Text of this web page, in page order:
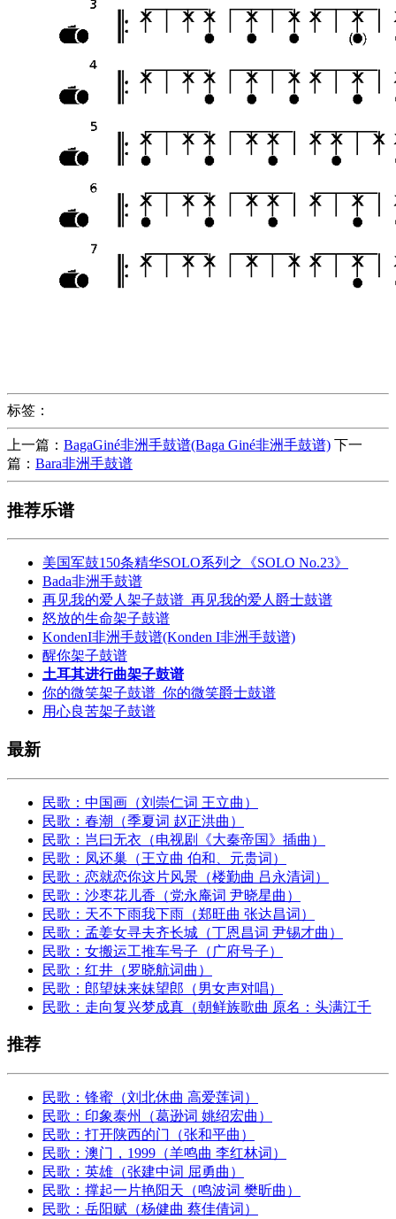
标签：
上一篇： BagaGiné非洲手鼓谱(Baga Giné非洲手鼓谱) 下一
篇： Bara非洲手鼓谱
推荐乐谱
美国军鼓150条精华SOLO系列之《SOLO No.23》
Bada非洲手鼓谱
再见我的爱人架子鼓谱_再见我的爱人爵士鼓谱
怒放的生命架子鼓谱
KondenI非洲手鼓谱(Konden I非洲手鼓谱)
醒你架子鼓谱
土耳其进行曲架子鼓谱
你的微笑架子鼓谱_你的微笑爵士鼓谱
用心良苦架子鼓谱
最新
民歌：中国画（刘崇仁词 王立曲）
民歌：春潮（季夏词 赵正洪曲）
民歌：岂曰无衣（电视剧《大秦帝国》插曲）
民歌：凤还巢（王立曲 伯和、元贵词）
民歌：恋就恋你这片风景（楼勤曲 吕永清词）
民歌：沙枣花儿香（党永庵词 尹晓星曲）
民歌：天不下雨我下雨（郑旺曲 张达昌词）
民歌：孟姜女寻夫齐长城（丁恩昌词 尹锡才曲）
民歌：女搬运工推车号子（广府号子）
民歌：红井（罗晓航词曲）
民歌：郎望妹来妹望郎（男女声对唱）
民歌：走向复兴梦成真（朝鲜族歌曲 原名：头满江千
推荐
民歌：锋蜜（刘北休曲 高爱莲词）
民歌：印象泰州（葛逊词 姚绍宏曲）
民歌：打开陕西的门（张和平曲）
民歌：澳门，1999（羊鸣曲 李红林词）
民歌：英雄（张建中词 屈勇曲）
民歌：撑起一片艳阳天（鸣波词 樊昕曲）
民歌：岳阳赋（杨健曲 蔡佳倩词）